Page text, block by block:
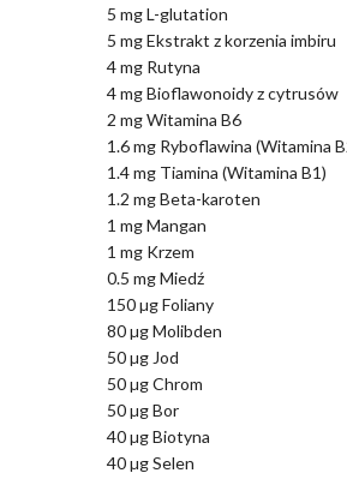
5 mg L-glutation
5 mg Ekstrakt z korzenia imbiru
4 mg Rutyna
4 mg Bioflawonoidy z cytrusów
2 mg Witamina B6
1.6 mg Ryboflawina (Witamina
1.4 mg Tiamina (Witamina B1)
1.2 mg Beta-karoten
1 mg Mangan
1 mg Krzem
0.5 mg Miedź
150 µg Foliany
80 µg Molibden
50 µg Jod
50 µg Chrom
50 µg Bor
40 µg Biotyna
40 µg Selen